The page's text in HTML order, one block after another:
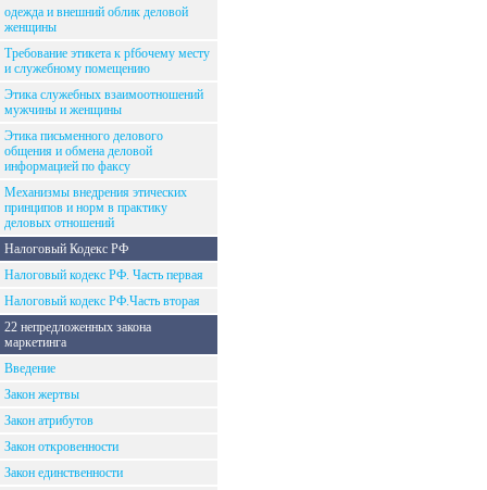
одежда и внешний облик деловой
женщины
Требование этикета к рfбочему месту
и служебному помещению
Этика служебных взаимоотношений
мужчины и женщины
Этика письменного делового
общения и обмена деловой
информацией по факсу
Механизмы внедрения этических
принципов и норм в практику
деловых отношений
Налоговый Кодекс РФ
Налоговый кодекс РФ. Часть первая
Налоговый кодекс РФ.Часть вторая
22 непредложенных закона
маркетинга
Введение
Закон жертвы
Закон атрибутов
Закон откровенности
Закон единственности